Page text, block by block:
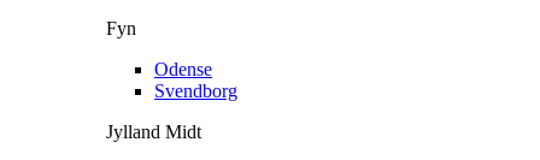
Fyn
Odense
Svendborg
Jylland Midt